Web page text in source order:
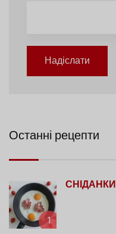
Надіслати
Останні рецепти
1
СНІДАНКИ